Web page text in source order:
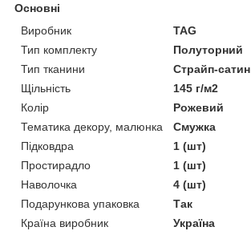
Основні
Виробник
TAG
Тип комплекту
Полуторний
Тип тканини
Страйп-сатин
Щільність
145 г/м2
Колір
Рожевий
Тематика декору, малюнка
Смужка
Підковдра
1 (шт)
Простирадло
1 (шт)
Наволочка
4 (шт)
Подарункова упаковка
Так
Країна виробник
Україна